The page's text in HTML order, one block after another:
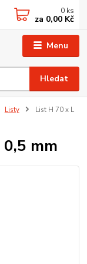
Menu
Hledat
0 ks
za 0,00 Kč
Listy
List H 70 x L
mm